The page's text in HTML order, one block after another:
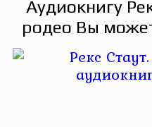
Аудиокнигу
родео Вы